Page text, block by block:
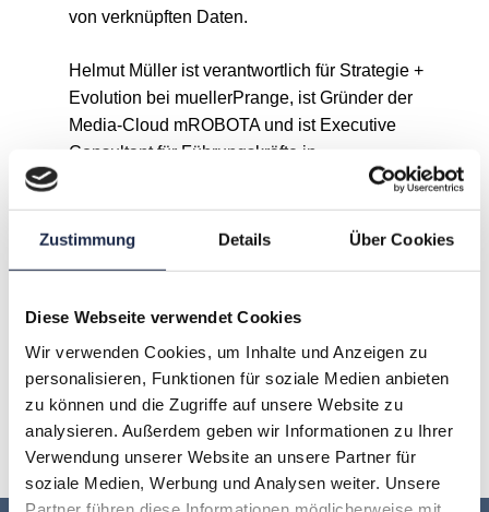
Zustimmung Details Über Cookies
Diese Webseite verwendet Cookies
Wir verwenden Cookies, um Inhalte und Anzeigen zu
personalisieren, Funktionen für soziale Medien anbieten
zu können und die Zugriffe auf unsere Website zu
analysieren. Außerdem geben wir Informationen zu Ihrer
Verwendung unserer Website an unsere Partner für
soziale Medien, Werbung und Analysen weiter. Unsere
von verknüpften Daten.
Helmut Müller ist verantwortlich für Strategie +
Evolution bei muellerPrange, ist Gründer der
Media-Cloud mROBOTA und ist Executive
Consultant für Führungskräfte in
A B C D E F G
O P Q R S T U
V W X Y Z